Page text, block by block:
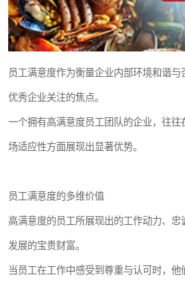
员工满意度作为衡量企业内部环境和谐
优秀企业关注的焦点。
一个拥有高满意度员工团队的企业，往
场适应性方面展现出显著优势。
员工满意度的多维价值
高满意度的员工所展现出的工作动力、
发展的宝贵财富。
当员工在工作中感受到尊重与认可时，